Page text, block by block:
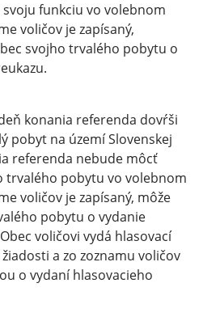
funkciu vo volebnom
voličov je zapísaný,
svojho trvalého pobytu o
konania referenda dovŕši
pobyt na území Slovenskej
referenda nebude môcť
trvalého pobytu vo volebnom
voličov je zapísaný, môže
pobytu o vydanie
voličovi vydá hlasovací
a zo zoznamu voličov
o vydaní hlasovacieho